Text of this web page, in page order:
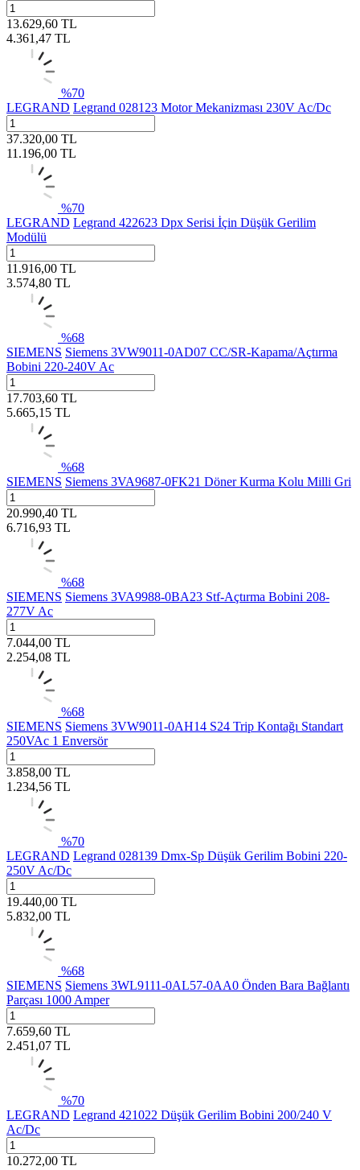
13.629,60 TL
4.361,47 TL
%70
LEGRAND Legrand 028123 Motor Mekanizması 230V Ac/Dc
37.320,00 TL
11.196,00 TL
%70
LEGRAND Legrand 422623 Dpx Serisi İçin Düşük Gerilim
Modülü
11.916,00 TL
3.574,80 TL
%68
SIEMENS Siemens 3VW9011-0AD07 CC/SR-Kapama/Açtırma
Bobini 220-240V Ac
17.703,60 TL
5.665,15 TL
%68
SIEMENS Siemens 3VA9687-0FK21 Döner Kurma Kolu Milli Gri
20.990,40 TL
6.716,93 TL
%68
SIEMENS Siemens 3VA9988-0BA23 Stf-Açtırma Bobini 208-
277V Ac
7.044,00 TL
2.254,08 TL
%68
SIEMENS Siemens 3VW9011-0AH14 S24 Trip Kontağı Standart
250VAc 1 Enversör
3.858,00 TL
1.234,56 TL
%70
LEGRAND Legrand 028139 Dmx-Sp Düşük Gerilim Bobini 220-
250V Ac/Dc
19.440,00 TL
5.832,00 TL
%68
SIEMENS Siemens 3WL9111-0AL57-0AA0 Önden Bara Bağlantı
Parçası 1000 Amper
7.659,60 TL
2.451,07 TL
%70
LEGRAND Legrand 421022 Düşük Gerilim Bobini 200/240 V
Ac/Dc
10.272,00 TL